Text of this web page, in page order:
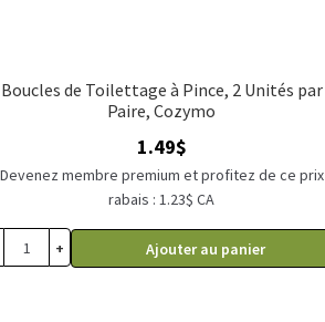
Boucles de Toilettage à Pince, 2 Unités par
Paire, Cozymo
1.49$
Devenez membre premium et profitez de ce prix
rabais : 1.23$ CA
+ Ajouter au panier